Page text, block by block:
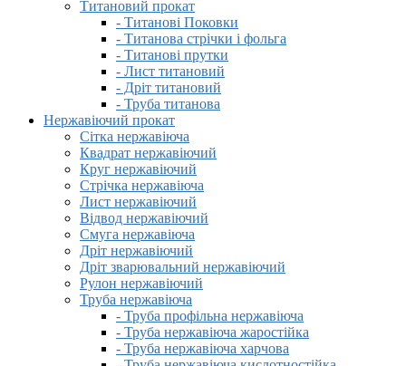
Титановий прокат
- Титанові Поковки
- Титанова стрічки і фольга
- Титанові прутки
- Лист титановий
- Дріт титановий
- Труба титанова
Нержавіючий прокат
Сітка нержавіюча
Квадрат нержавіючий
Круг нержавіючий
Стрічка нержавіюча
Лист нержавіючий
Відвод нержавіючий
Смуга нержавіюча
Дріт нержавіючий
Дріт зварювальний нержавіючий
Рулон нержавіючий
Труба нержавіюча
- Труба профільна нержавіюча
- Труба нержавіюча жаростійка
- Труба нержавіюча харчова